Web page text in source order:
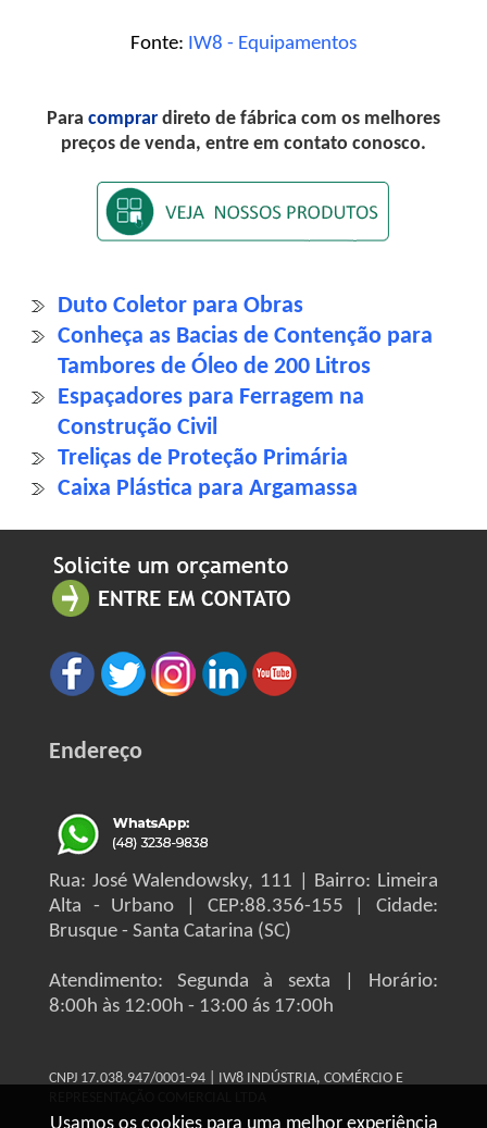
Fonte: IW8 - Equipamentos
Para comprar direto de fábrica com os melhores
preços de venda, entre em contato conosco.
Duto Coletor para Obras
Conheça as Bacias de Contenção para
Tambores de Óleo de 200 Litros
Espaçadores para Ferragem na
Construção Civil
Treliças de Proteção Primária
Caixa Plástica para Argamassa
Endereço
Rua: José Walendowsky, 111 | Bairro: Limeira
Alta - Urbano | CEP:88.356-155 | Cidade:
Brusque - Santa Catarina (SC)
Atendimento: Segunda à sexta | Horário:
8:00h às 12:00h - 13:00 ás 17:00h
CNPJ 17.038.947/0001-94 | IW8 INDÚSTRIA, COMÉRCIO E